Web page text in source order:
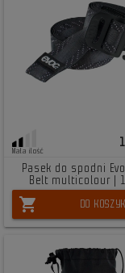
Mała ilość
Pasek do spodni
Belt multicolour |
shopping_cart DO